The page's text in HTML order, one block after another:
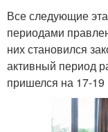
Все следующие
периодами
них становился
активный период
пришелся на 17-19